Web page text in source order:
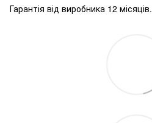
Гарантія від виробника 12 місяців.